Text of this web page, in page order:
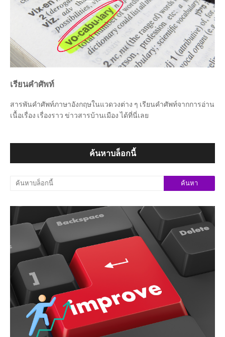
เรียนคำศัพท์
สารพันคำศัพท์ภาษาอังกฤษในแวดวงต่าง ๆ เรียนคำศัพท์จากการอ่าน
เนื้อเรื่อง เรื่องราว ข่าวสารบ้านเมือง ได้ที่นี่เลย
ค้นหาบล็อกนี้